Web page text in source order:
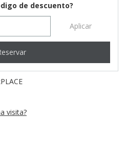
de descuento?
Aplicar
visita?